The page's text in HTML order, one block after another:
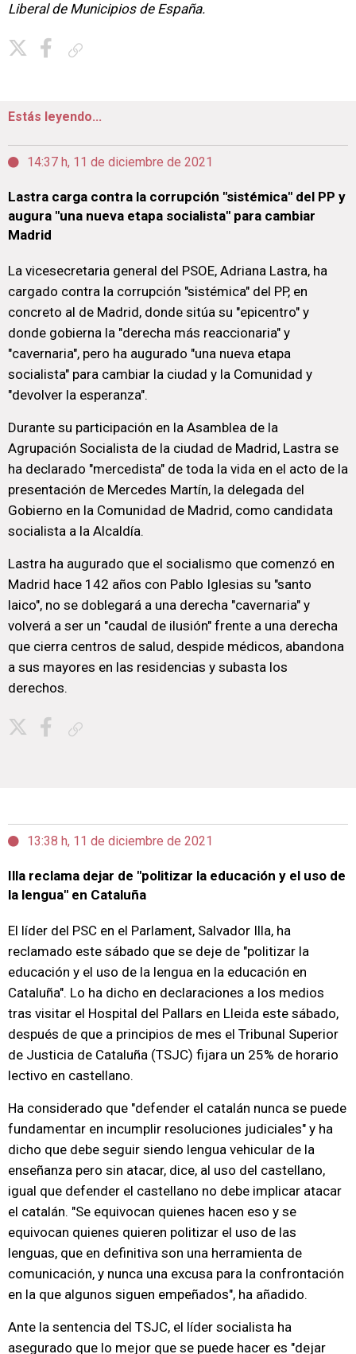
Liberal de Municipios de España.
Estás leyendo...
14:37 h, 11 de diciembre de 2021
Lastra carga contra la corrupción "sistémica" del PP y
augura "una nueva etapa socialista" para cambiar
Madrid
La vicesecretaria general del PSOE, Adriana Lastra, ha
cargado contra la corrupción "sistémica" del PP, en
concreto al de Madrid, donde sitúa su "epicentro" y
donde gobierna la "derecha más reaccionaria" y
"cavernaria", pero ha augurado "una nueva etapa
socialista" para cambiar la ciudad y la Comunidad y
"devolver la esperanza".
Durante su participación en la Asamblea de la
Agrupación Socialista de la ciudad de Madrid, Lastra se
ha declarado "mercedista" de toda la vida en el acto de la
presentación de Mercedes Martín, la delegada del
Gobierno en la Comunidad de Madrid, como candidata
socialista a la Alcaldía.
Lastra ha augurado que el socialismo que comenzó en
Madrid hace 142 años con Pablo Iglesias su "santo
laico", no se doblegará a una derecha "cavernaria" y
volverá a ser un "caudal de ilusión" frente a una derecha
que cierra centros de salud, despide médicos, abandona
a sus mayores en las residencias y subasta los
derechos.
13:38 h, 11 de diciembre de 2021
Illa reclama dejar de "politizar la educación y el uso de
la lengua" en Cataluña
El líder del PSC en el Parlament, Salvador Illa, ha
reclamado este sábado que se deje de "politizar la
educación y el uso de la lengua en la educación en
Cataluña". Lo ha dicho en declaraciones a los medios
tras visitar el Hospital del Pallars en Lleida este sábado,
después de que a principios de mes el Tribunal Superior
de Justicia de Cataluña (TSJC) fijara un 25% de horario
lectivo en castellano.
Ha considerado que "defender el catalán nunca se puede
fundamentar en incumplir resoluciones judiciales" y ha
dicho que debe seguir siendo lengua vehicular de la
enseñanza pero sin atacar, dice, al uso del castellano,
igual que defender el castellano no debe implicar atacar
el catalán. "Se equivocan quienes hacen eso y se
equivocan quienes quieren politizar el uso de las
lenguas, que en definitiva son una herramienta de
comunicación, y nunca una excusa para la confrontación
en la que algunos siguen empeñados", ha añadido.
Ante la sentencia del TSJC, el líder socialista ha
asegurado que lo mejor que se puede hacer es "dejar